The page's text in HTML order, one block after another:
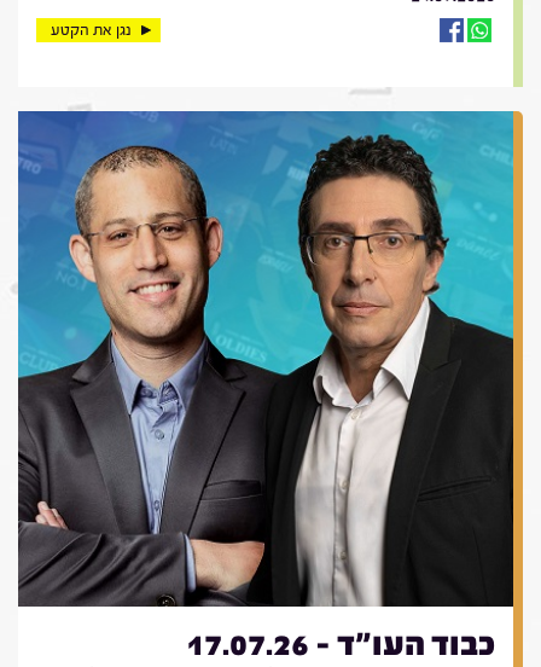
נגן את הקטע
כבוד העו"ד - 17.07.26